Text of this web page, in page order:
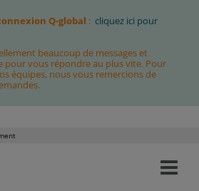
Q-global : cliquez ici pour
beaucoup de messages et
pour vous répondre au plus vite. Pour
équipes, nous vous remercions de